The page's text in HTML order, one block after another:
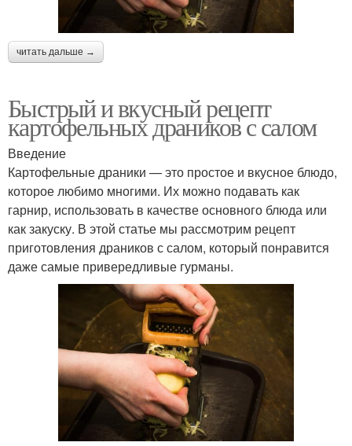
читать дальше →
Быстрый и вкусный рецепт
картофельных драников с салом
Введение
Картофельные драники — это простое и вкусное блюдо,
которое любимо многими. Их можно подавать как
гарнир, использовать в качестве основного блюда или
как закуску. В этой статье мы рассмотрим рецепт
приготовления драников с салом, который понравится
даже самые привередливые гурманы.